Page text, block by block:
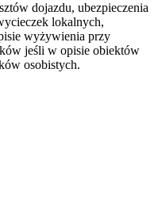
dojazdu, ubezpieczenia
lokalnych,
wyżywienia przy
jeśli w opisie obiektów
osobistych.